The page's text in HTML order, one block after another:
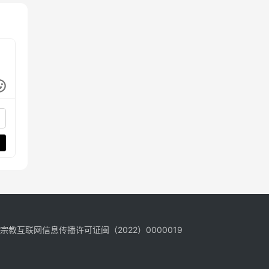
宗教互联网信息传播许可证闽（2022）0000019